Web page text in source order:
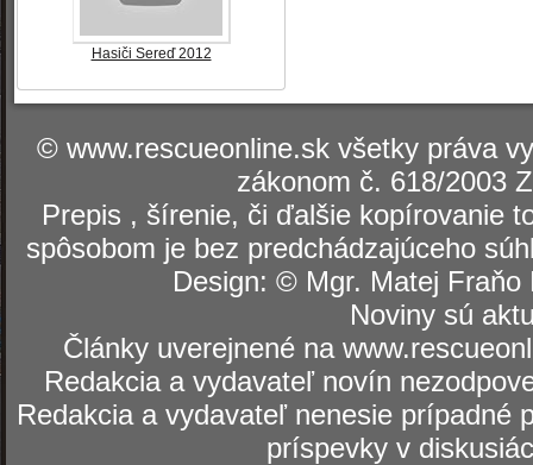
Hasiči Sereď 2012
© www.rescueonline.sk všetky práva
zákonom č. 618/2003
Prepis , šírenie, či ďalšie kopírovanie
spôsobom je bez predchádzajúceho
Design: © Mgr. Matej
Noviny sú
Články uverejnené na
Redakcia a vydavateľ novín
Redakcia a vydavateľ nenesie prípadné
príspevky v